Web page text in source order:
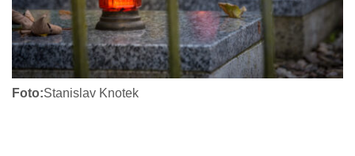
Foto:Stanislav Knotek